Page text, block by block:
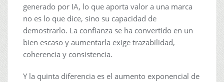
generado por IA, lo que aporta valor a una marca
no es lo que dice, sino su capacidad de
demostrarlo. La confianza se ha convertido en un
bien escaso y aumentarla exige trazabilidad,
coherencia y consistencia.
Y la quinta diferencia es el aumento exponencial de